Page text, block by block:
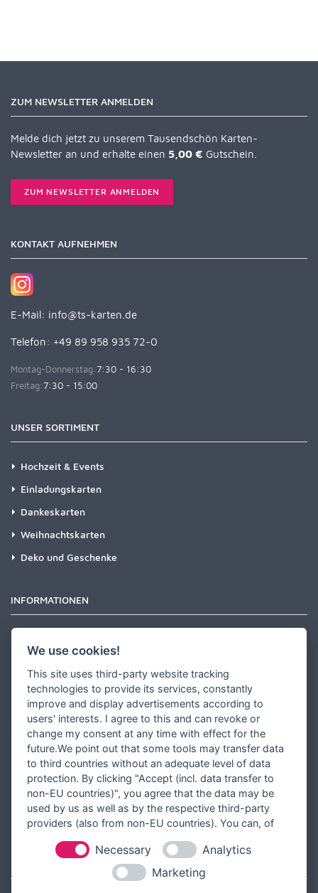
ZUM NEWSLETTER ANMELDEN
Melde dich jetzt zu unserem Tausendschön Karten-
Newsletter an und erhalte einen 5,00 € Gutschein.
ZUM NEWSLETTER ANMELDEN
KONTAKT AUFNEHMEN
E-Mail: info@ts-karten.de
Telefon: +49 89 958 935 72-0
Montag-Donnerstag:7:30 - 16:30
Freitag:7:30 - 15:00
UNSER SORTIMENT
Hochzeit & Events
Einladungskarten
Dankeskarten
Weihnachtskarten
Deko und Geschenke
INFORMATIONEN
Versandinformationen
Partner werden
Designer werden
Über Tausendschön Karten
Blog
Ratgeber
Unsere Partner
We use cookies!
This site uses third-party website tracking
technologies to provide its services, constantly
improve and display advertisements according to
users' interests. I agree to this and can revoke or
change my consent at any time with effect for the
future.We point out that some tools may transfer data
to third countries without an adequate level of data
protection. By clicking "Accept (incl. data transfer to
non-EU countries)", you agree that the data may be
used by us as well as by the respective third-party
providers (also from non-EU countries). You can, of
Necessary
Analytics
Marketing